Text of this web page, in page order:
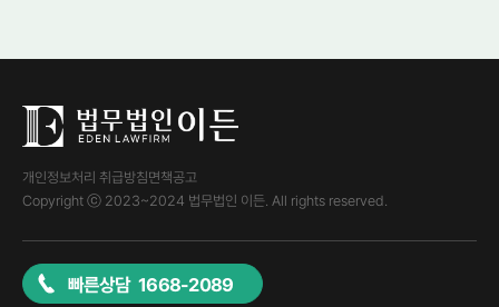
개인정보처리 취급방침면책공고
Copyright ⓒ 2023~2024 법무법인 이든. All rights reserved.
빠른상담 1668-2089